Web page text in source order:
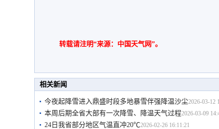
转载请注明“来源：中国天气网”。
相关新闻
今夜起降雪进入鼎盛时段多地暴雪伴强降温沙尘2026-03-12
本周后期全省大部有一次降雪、降温天气过程2026-03-09
24日我省部分地区气温直冲20℃2026-02-26 16:11:21